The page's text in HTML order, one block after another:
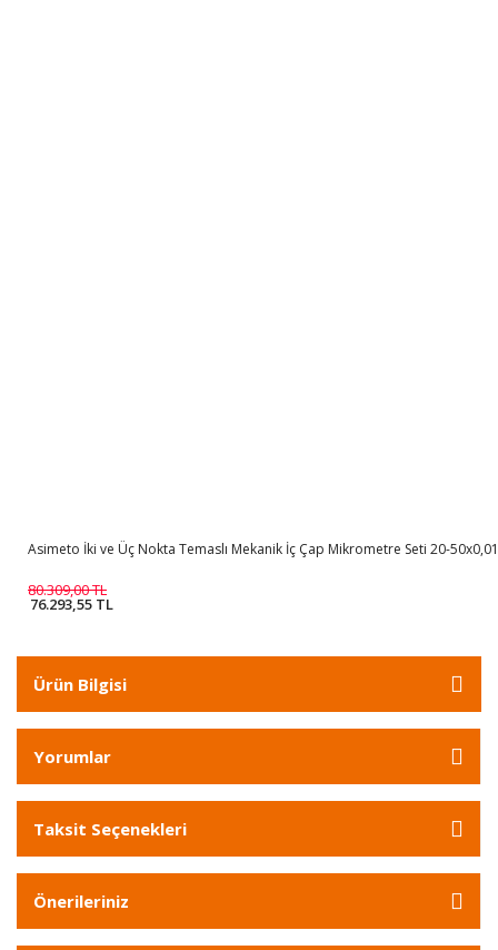
Asimeto İki ve Üç Nokta Temaslı Mekanik İç Çap Mikrometre Seti 20-
80.309,00 TL
76.293,55 TL
Ürün Bilgisi
Yorumlar
Taksit Seçenekleri
Önerileriniz